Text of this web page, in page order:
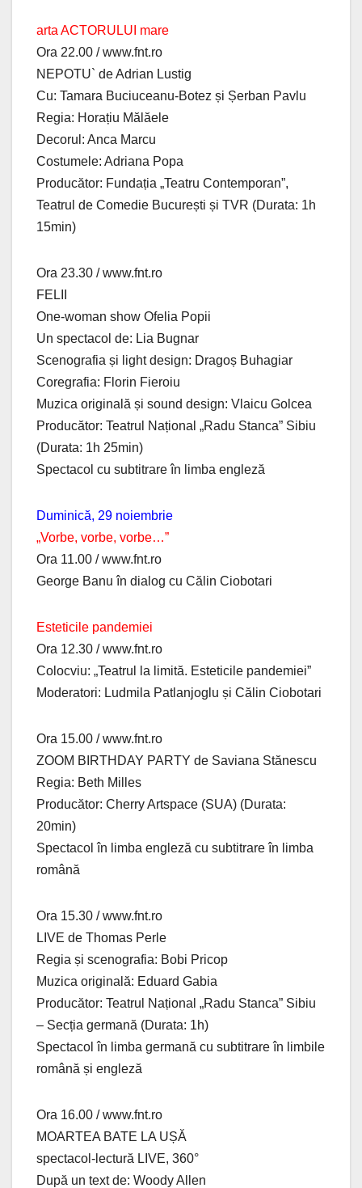
arta ACTORULUI mare
Ora 22.00 / www.fnt.ro
NEPOTU` de Adrian Lustig
Cu: Tamara Buciuceanu-Botez și Șerban Pavlu
Regia: Horațiu Mălăele
Decorul: Anca Marcu
Costumele: Adriana Popa
Producător: Fundația „Teatru Contemporan”,
Teatrul de Comedie București și TVR (Durata: 1h
15min)
Ora 23.30 / www.fnt.ro
FELII
One-woman show Ofelia Popii
Un spectacol de: Lia Bugnar
Scenografia și light design: Dragoș Buhagiar
Coregrafia: Florin Fieroiu
Muzica originală și sound design: Vlaicu Golcea
Producător: Teatrul Național „Radu Stanca” Sibiu
(Durata: 1h 25min)
Spectacol cu subtitrare în limba engleză
Duminică, 29 noiembrie
„Vorbe, vorbe, vorbe…”
Ora 11.00 / www.fnt.ro
George Banu în dialog cu Călin Ciobotari
Esteticile pandemiei
Ora 12.30 / www.fnt.ro
Colocviu: „Teatrul la limită. Esteticile pandemiei”
Moderatori: Ludmila Patlanjoglu și Călin Ciobotari
Ora 15.00 / www.fnt.ro
ZOOM BIRTHDAY PARTY de Saviana Stănescu
Regia: Beth Milles
Producător: Cherry Artspace (SUA) (Durata:
20min)
Spectacol în limba engleză cu subtitrare în limba
română
Ora 15.30 / www.fnt.ro
LIVE de Thomas Perle
Regia și scenografia: Bobi Pricop
Muzica originală: Eduard Gabia
Producător: Teatrul Național „Radu Stanca” Sibiu
– Secția germană (Durata: 1h)
Spectacol în limba germană cu subtitrare în limbile
română și engleză
Ora 16.00 / www.fnt.ro
MOARTEA BATE LA UȘĂ
spectacol-lectură LIVE, 360°
După un text de: Woody Allen